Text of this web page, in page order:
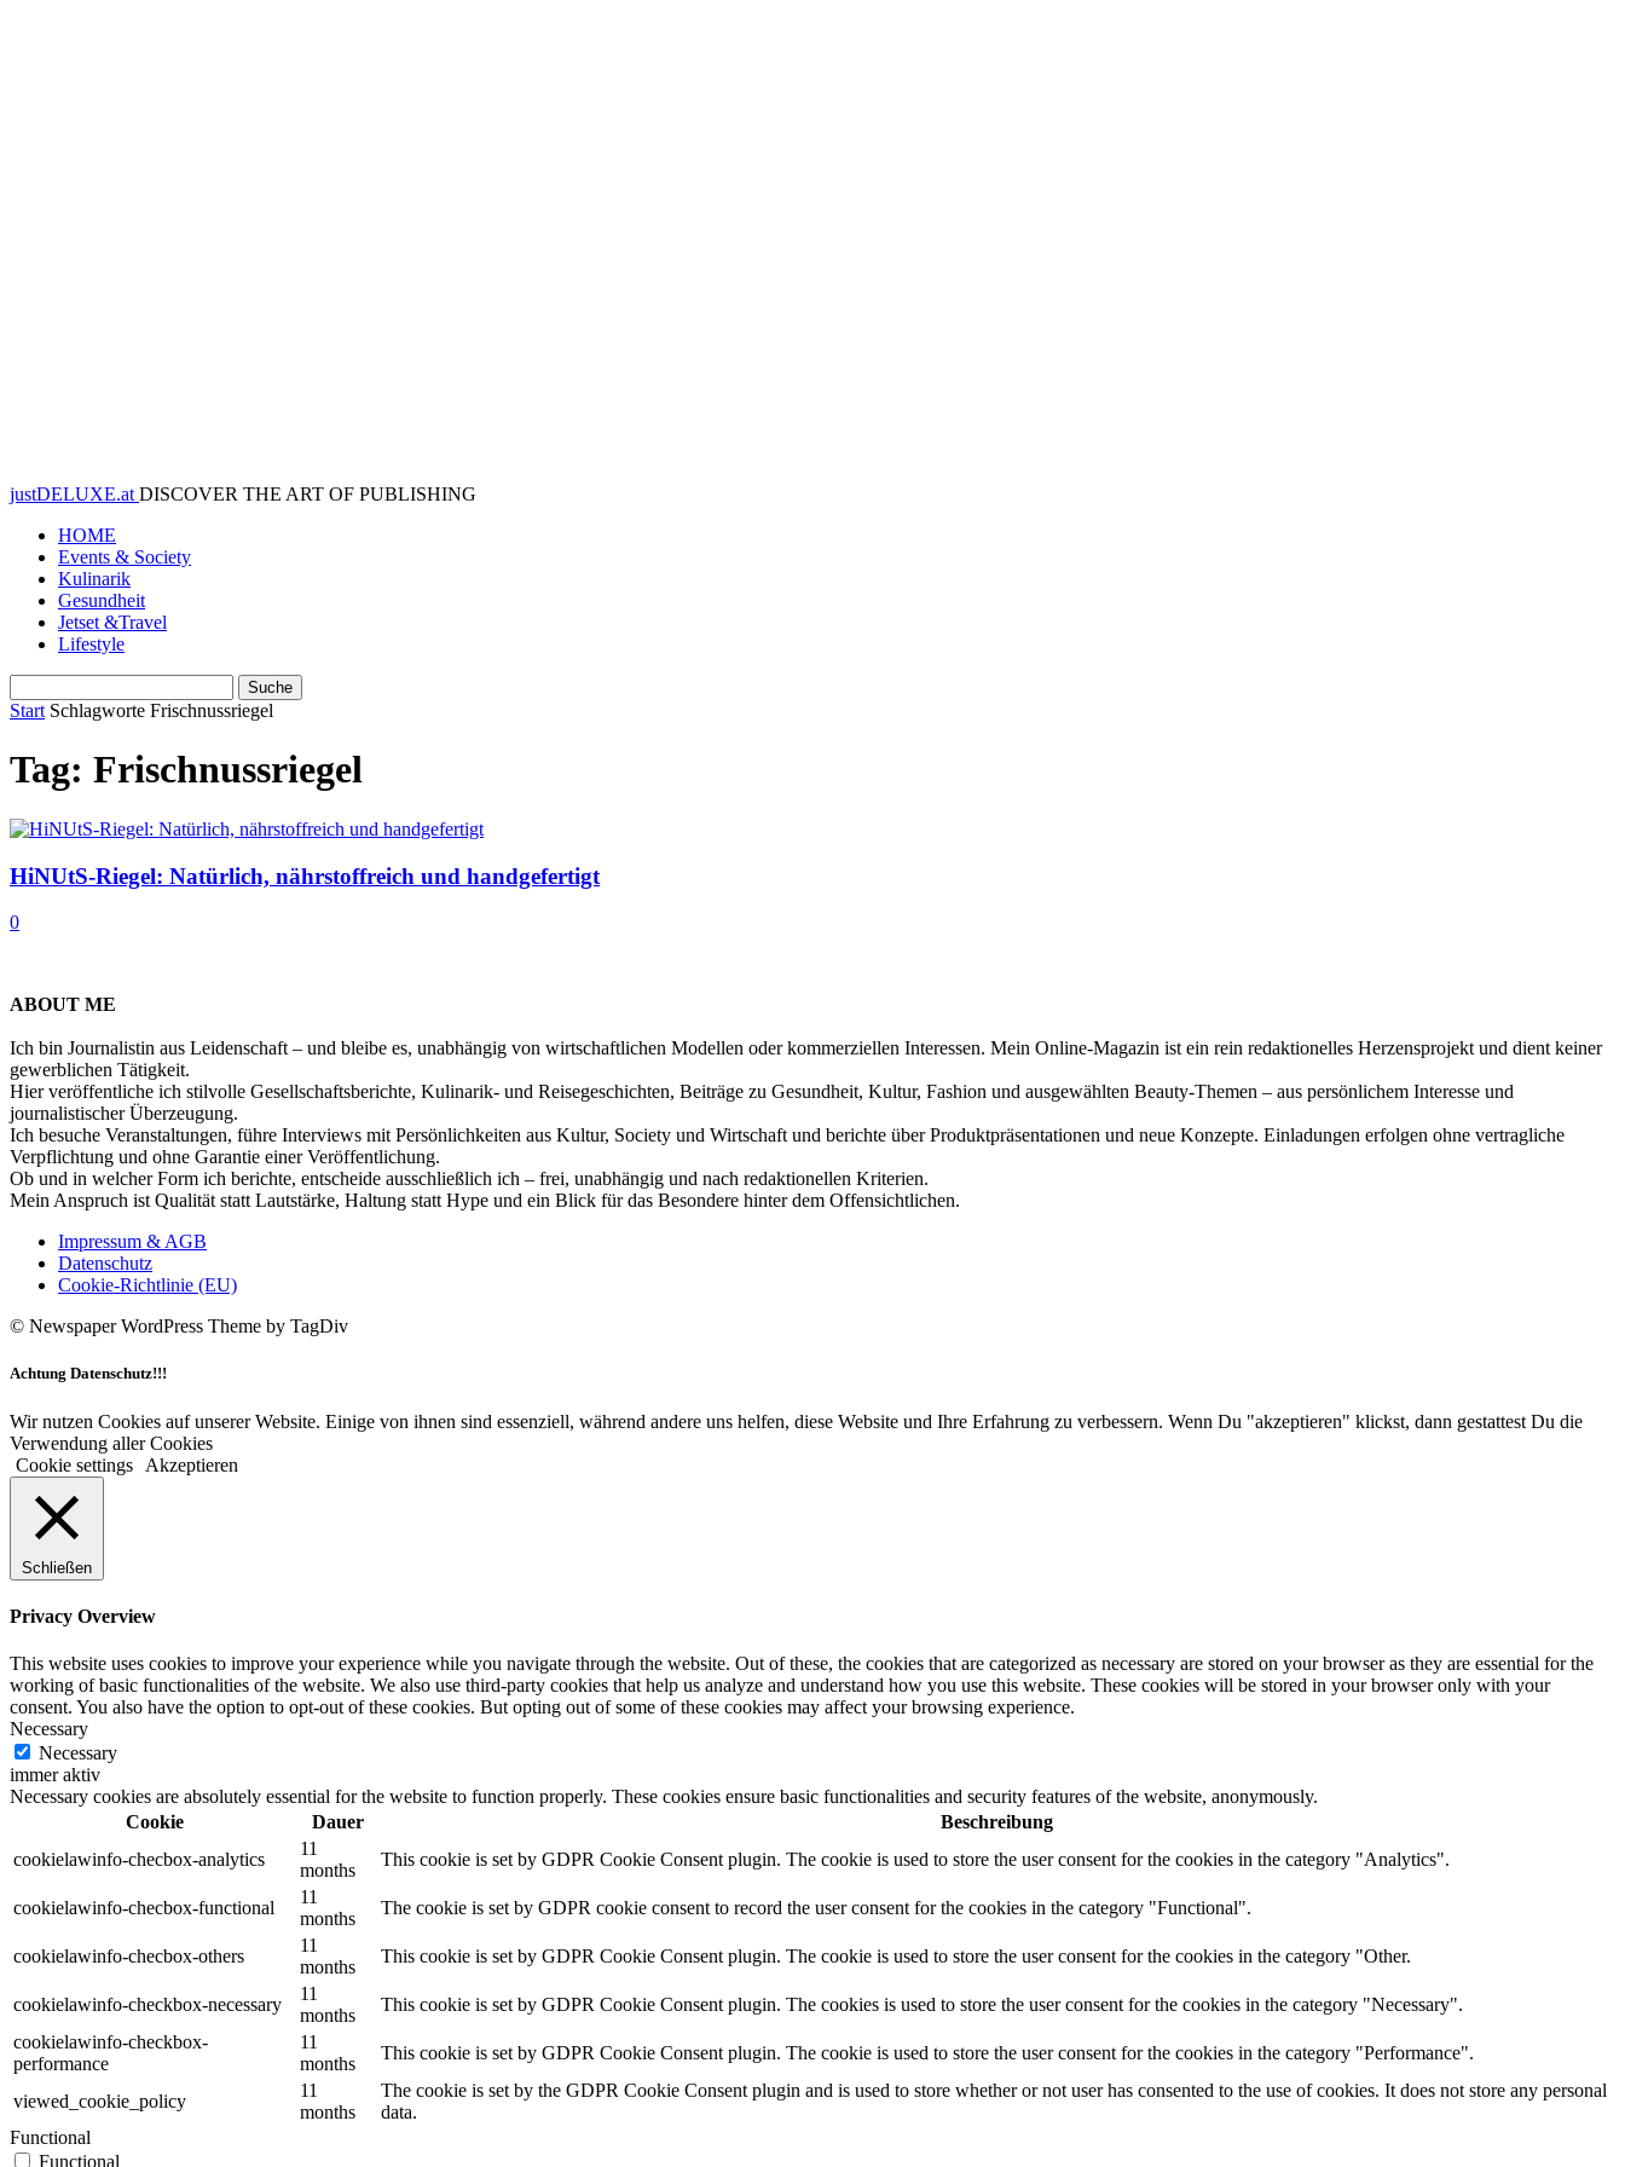
justDELUXE.at DISCOVER THE ART OF PUBLISHING
HOME
Events & Society
Kulinarik
Gesundheit
Jetset &Travel
Lifestyle
Start Schlagworte Frischnussriegel
Tag: Frischnussriegel
HiNUtS-Riegel: Natürlich, nährstoffreich und handgefertigt
0
ABOUT ME
Ich bin Journalistin aus Leidenschaft – und bleibe es, unabhängig von wirtschaftlichen Modellen oder kommerziellen Interessen. Mein Online-Magazin ist ein rein redaktionelles Herzensprojekt und dient keiner
gewerblichen Tätigkeit.
Hier veröffentliche ich stilvolle Gesellschaftsberichte, Kulinarik- und Reisegeschichten, Beiträge zu Gesundheit, Kultur, Fashion und ausgewählten Beauty-Themen – aus persönlichem Interesse und
journalistischer Überzeugung.
Ich besuche Veranstaltungen, führe Interviews mit Persönlichkeiten aus Kultur, Society und Wirtschaft und berichte über Produktpräsentationen und neue Konzepte. Einladungen erfolgen ohne vertragliche
Verpflichtung und ohne Garantie einer Veröffentlichung.
Ob und in welcher Form ich berichte, entscheide ausschließlich ich – frei, unabhängig und nach redaktionellen Kriterien.
Mein Anspruch ist Qualität statt Lautstärke, Haltung statt Hype und ein Blick für das Besondere hinter dem Offensichtlichen.
Impressum & AGB
Datenschutz
Cookie-Richtlinie (EU)
© Newspaper WordPress Theme by TagDiv
Achtung Datenschutz!!!
Wir nutzen Cookies auf unserer Website. Einige von ihnen sind essenziell, während andere uns helfen, diese Website und Ihre Erfahrung zu verbessern. Wenn Du "akzeptieren" klickst, dann gestattest Du die
Verwendung aller Cookies
Cookie settings
Akzeptieren
Schließen
Privacy Overview
This website uses cookies to improve your experience while you navigate through the website. Out of these, the cookies that are categorized as necessary are stored on your browser as they are essential for the
working of basic functionalities of the website. We also use third-party cookies that help us analyze and understand how you use this website. These cookies will be stored in your browser only with your
consent. You also have the option to opt-out of these cookies. But opting out of some of these cookies may affect your browsing experience.
Necessary
Necessary
immer aktiv
Necessary cookies are absolutely essential for the website to function properly. These cookies ensure basic functionalities and security features of the website, anonymously.
Cookie
Dauer
Beschreibung
cookielawinfo-checbox-analytics
11
months
This cookie is set by GDPR Cookie Consent plugin. The cookie is used to store the user consent for the cookies in the category "Analytics".
cookielawinfo-checbox-functional
11
months
The cookie is set by GDPR cookie consent to record the user consent for the cookies in the category "Functional".
cookielawinfo-checbox-others
11
months
This cookie is set by GDPR Cookie Consent plugin. The cookie is used to store the user consent for the cookies in the category "Other.
cookielawinfo-checkbox-necessary
11
months
This cookie is set by GDPR Cookie Consent plugin. The cookies is used to store the user consent for the cookies in the category "Necessary".
cookielawinfo-checkbox-
performance
11
months
This cookie is set by GDPR Cookie Consent plugin. The cookie is used to store the user consent for the cookies in the category "Performance".
viewed_cookie_policy
11
months
The cookie is set by the GDPR Cookie Consent plugin and is used to store whether or not user has consented to the use of cookies. It does not store any personal
data.
Functional
Functional